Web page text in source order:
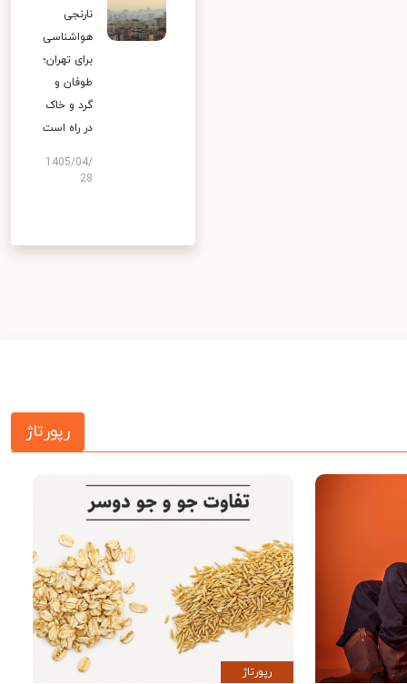
نارنجی
هواشناسی
برای تهران؛
طوفان و
گرد و خاک
در راه است
1405/04/
28
رپورتاژ
رپورتاژ